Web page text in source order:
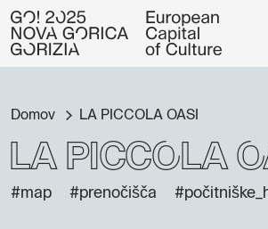
Domov LA PICCOLA OASI
LA PICCOLA
#map #prenočišča